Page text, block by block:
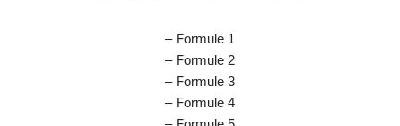
– Formule 1
– Formule 2
– Formule 3
– Formule 4